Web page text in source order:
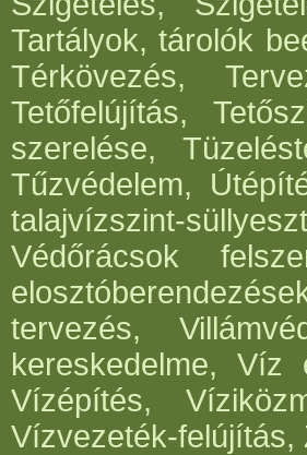
Tartályok, tárolók
Térkövezés,
Tetőfelújítás,
szerelése,
Tűzvédelem,
talajvízszint-
Védőrácsok
tervezés,
kereskedelme,
Vízépítés,
Vízvezeték-felújítás,